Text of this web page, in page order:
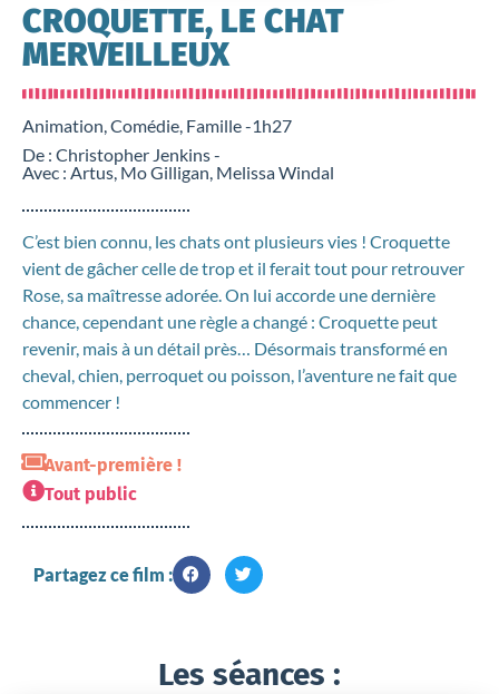
CROQUETTE, LE CHAT
MERVEILLEUX
Animation, Comédie, Famille -1h27
De : Christopher Jenkins -
Avec : Artus, Mo Gilligan, Melissa Windal
C’est bien connu, les chats ont plusieurs vies ! Croquette
vient de gâcher celle de trop et il ferait tout pour retrouver
Rose, sa maîtresse adorée. On lui accorde une dernière
chance, cependant une règle a changé : Croquette peut
revenir, mais à un détail près… Désormais transformé en
cheval, chien, perroquet ou poisson, l’aventure ne fait que
commencer !
Avant-première !
Tout public
Partagez ce film :
Les séances :